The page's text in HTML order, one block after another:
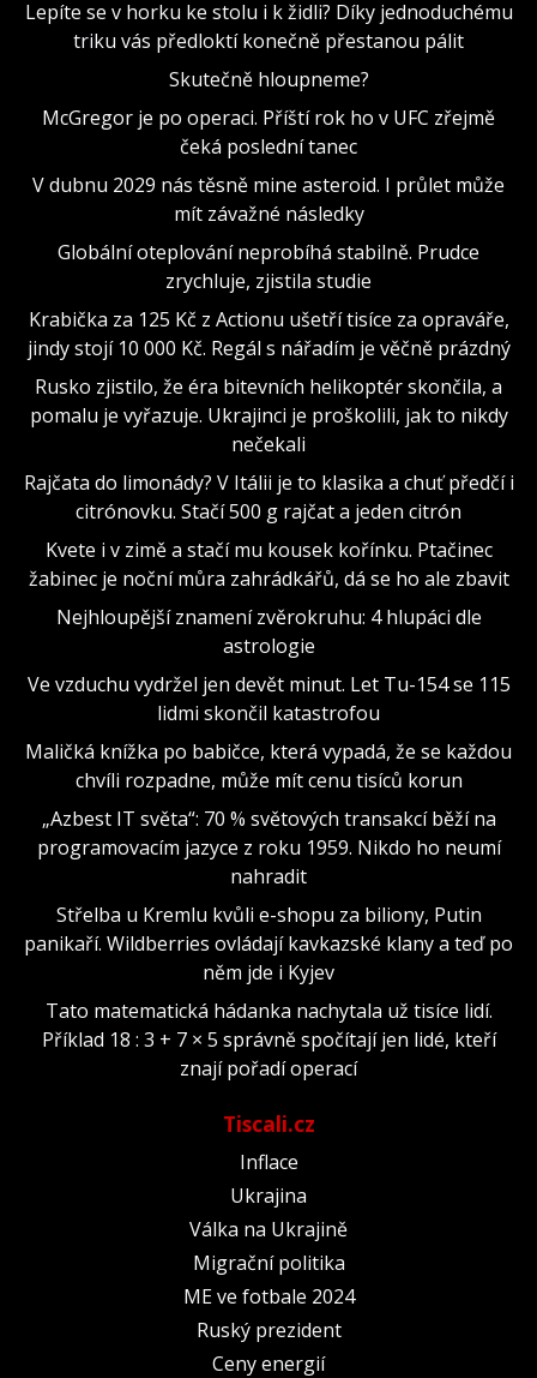
Lepíte se v horku ke stolu i k židli? Díky jednoduchému
triku vás předloktí konečně přestanou pálit
Skutečně hloupneme?
McGregor je po operaci. Příští rok ho v UFC zřejmě
čeká poslední tanec
V dubnu 2029 nás těsně mine asteroid. I průlet může
mít závažné následky
Globální oteplování neprobíhá stabilně. Prudce
zrychluje, zjistila studie
Krabička za 125 Kč z Actionu ušetří tisíce za opraváře,
jindy stojí 10 000 Kč. Regál s nářadím je věčně prázdný
Rusko zjistilo, že éra bitevních helikoptér skončila, a
pomalu je vyřazuje. Ukrajinci je proškolili, jak to nikdy
nečekali
Rajčata do limonády? V Itálii je to klasika a chuť předčí i
citrónovku. Stačí 500 g rajčat a jeden citrón
Kvete i v zimě a stačí mu kousek kořínku. Ptačinec
žabinec je noční můra zahrádkářů, dá se ho ale zbavit
Nejhloupější znamení zvěrokruhu: 4 hlupáci dle
astrologie
Ve vzduchu vydržel jen devět minut. Let Tu-154 se 115
lidmi skončil katastrofou
Maličká knížka po babičce, která vypadá, že se každou
chvíli rozpadne, může mít cenu tisíců korun
„Azbest IT světa“: 70 % světových transakcí běží na
programovacím jazyce z roku 1959. Nikdo ho neumí
nahradit
Střelba u Kremlu kvůli e-shopu za biliony, Putin
panikaří. Wildberries ovládají kavkazské klany a teď po
něm jde i Kyjev
Tato matematická hádanka nachytala už tisíce lidí.
Příklad 18 : 3 + 7 × 5 správně spočítají jen lidé, kteří
znají pořadí operací
Tiscali.cz
Inflace
Ukrajina
Válka na Ukrajině
Migrační politika
ME ve fotbale 2024
Ruský prezident
Ceny energií